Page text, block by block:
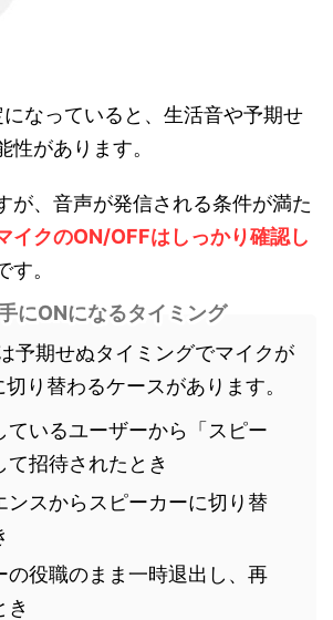
なっていると、生活音や予期せ
性があります。
が、音声が発信される条件が満た
イクのON/OFFはしっかり確認し
す。
にONになるタイミング
予期せぬタイミングでマイクが
り替わるケースがあります。
ているユーザーから「スピー
て招待されたとき
ンスからスピーカーに切り替
の役職のまま一時退出し、再
き